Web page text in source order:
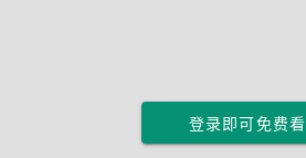
登录即可免费看